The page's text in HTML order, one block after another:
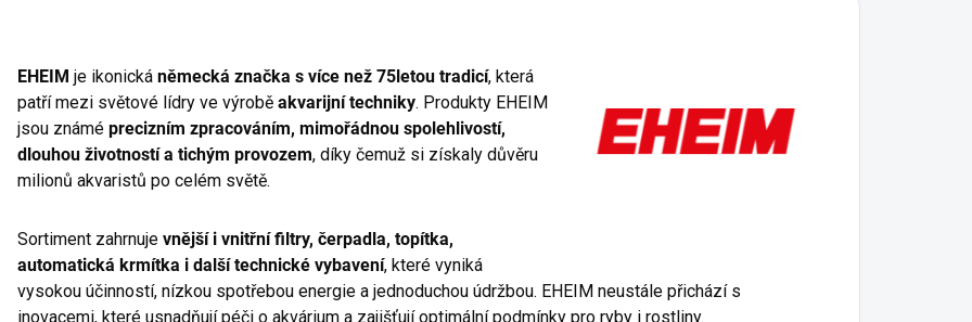
EHEIM je ikonická německá značka s více než 75letou tradicí, která
patří mezi světové lídry ve výrobě akvarijní techniky. Produkty EHEIM
jsou známé precizním zpracováním, mimořádnou spolehlivostí,
dlouhou životností a tichým provozem, díky čemuž si získaly důvěru
milionů akvaristů po celém světě.
Sortiment zahrnuje vnější i vnitřní filtry, čerpadla, topítka,
automatická krmítka i další technické vybavení, které vyniká
vysokou účinností, nízkou spotřebou energie a jednoduchou údržbou. EHEIM neustále přichází s
inovacemi, které usnadňují péči o akvárium a zajišťují optimální podmínky pro ryby i rostliny.